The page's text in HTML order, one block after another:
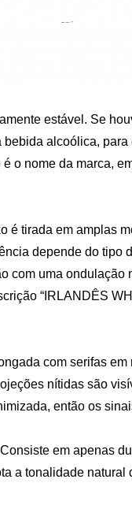
estável. Se
alcoólica,
o nome da marca,
é tirada em amplas
depende do
com uma
“IRLANDÊS
com serifas
nítidas são
então os
em apenas
a tonalidade natural